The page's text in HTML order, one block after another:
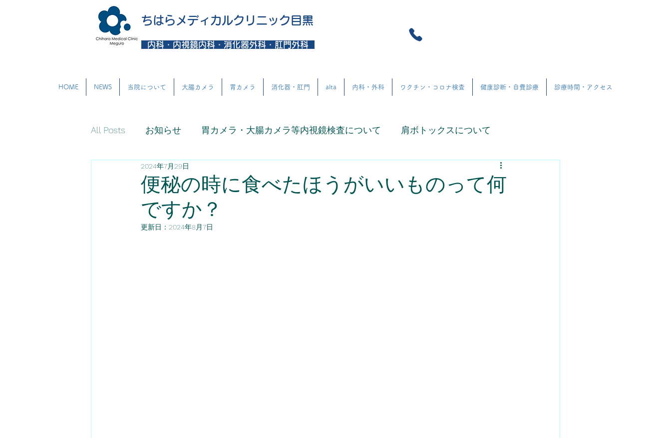
ちはらメディカルクリニック目黒
内科・内視鏡内科・消化器外科・肛門外科
HOME NEWS 当院について 大腸カメラ 胃カメラ 消化器・肛門 alta 内科・外科 ワクチン・コロナ検査 健康診断・自費診療 診療時間・アクセス
All Posts お知らせ 胃カメラ・大腸カメラ等内視鏡検査について 肩ボトックスについて
痔のお悩みに関して 企業検診に関して
便秘の時に食べたほうがいいものって何
ですか？
2024年7月29日
更新日： 2024年8月7日